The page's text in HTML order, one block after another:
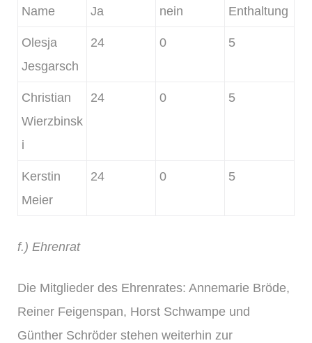
Name Ja nein Enthaltung
Olesja
Jesgarsch
24 0 5
Christian
Wierzbinsk
i
24 0 5
Kerstin
Meier
24 0 5
f.) Ehrenrat
Die Mitglieder des Ehrenrates: Annemarie Bröde,
Reiner Feigenspan, Horst Schwampe und
Günther Schröder stehen weiterhin zur